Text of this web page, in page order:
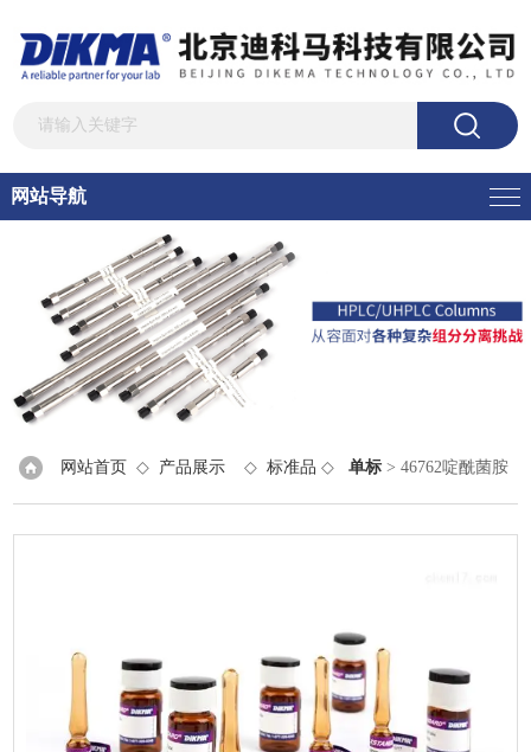
网站导航
网站首页 ◇ 产品展示 ◇标准品 ◇单标 > 46762啶酰菌胺
[188425-85-6] Boscalid 100mg